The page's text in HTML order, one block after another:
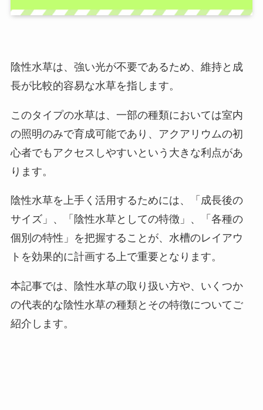
陰性水草は、強い光が不要であるため、維持と成
長が比較的容易な水草を指します。
このタイプの水草は、一部の種類においては室内
の照明のみで育成可能であり、アクアリウムの初
心者でもアクセスしやすいという大きな利点があ
ります。
陰性水草を上手く活用するためには、「成長後の
サイズ」、「陰性水草としての特徴」、「各種の
個別の特性」を把握することが、水槽のレイアウ
トを効果的に計画する上で重要となります。
本記事では、陰性水草の取り扱い方や、いくつか
の代表的な陰性水草の種類とその特徴についてご
紹介します。